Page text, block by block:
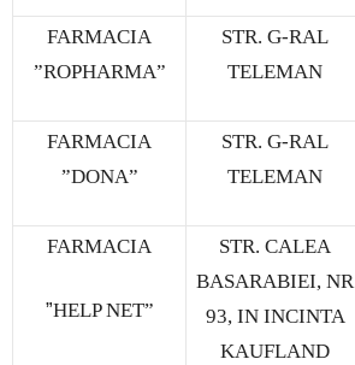
FARMACIA
”ROPHARMA”
STR. G-RAL
TELEMAN
FARMACIA
”DONA”
STR. G-RAL
TELEMAN
FARMACIA
”HELP NET”
STR. CALEA
BASARABIEI, NR
93, IN INCINTA
KAUFLAND